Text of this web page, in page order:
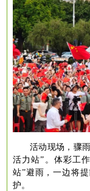
活动现场，骤
活力站”。体彩工
站”避雨，一边将
护。